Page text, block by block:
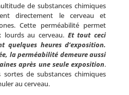
de substances chimiques
directement le cerveau et
Cette perméabilité permet
lourds au cerveau. Et tout ceci
quelques heures d’exposition.
la perméabilité demeure aussi
après une seule exposition.
de substances chimiques
au cerveau.